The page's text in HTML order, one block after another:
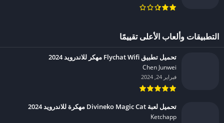
التطبيقات وألعاب الأعلى تقييمًا
تحميل تطبيق Flychat Wifi مهكر للاندرويد 2024
Chen Junwei‏
فبراير 24, 2024
تحميل لعبة Divineko Magic Cat مهكرة للاندرويد 2024
Ketchapp‏